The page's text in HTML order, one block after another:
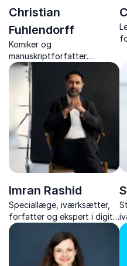
Christian
Fuhlendorff
Komiker og
manuskriptforfatter
Christian Fuhlendorff
kombinerer humor,
personlige historier og
skarpe indsigter i sine
foredrag, der altid rammer
publikum.
Imran Rashid
Speciallæge, iværksætter,
forfatter og ekspert i digital
sundhed